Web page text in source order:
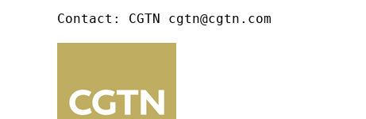
Contact: CGTN cgtn@cgtn.com